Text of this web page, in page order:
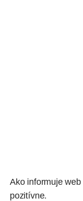
Ako informujeweb
pozitívne.